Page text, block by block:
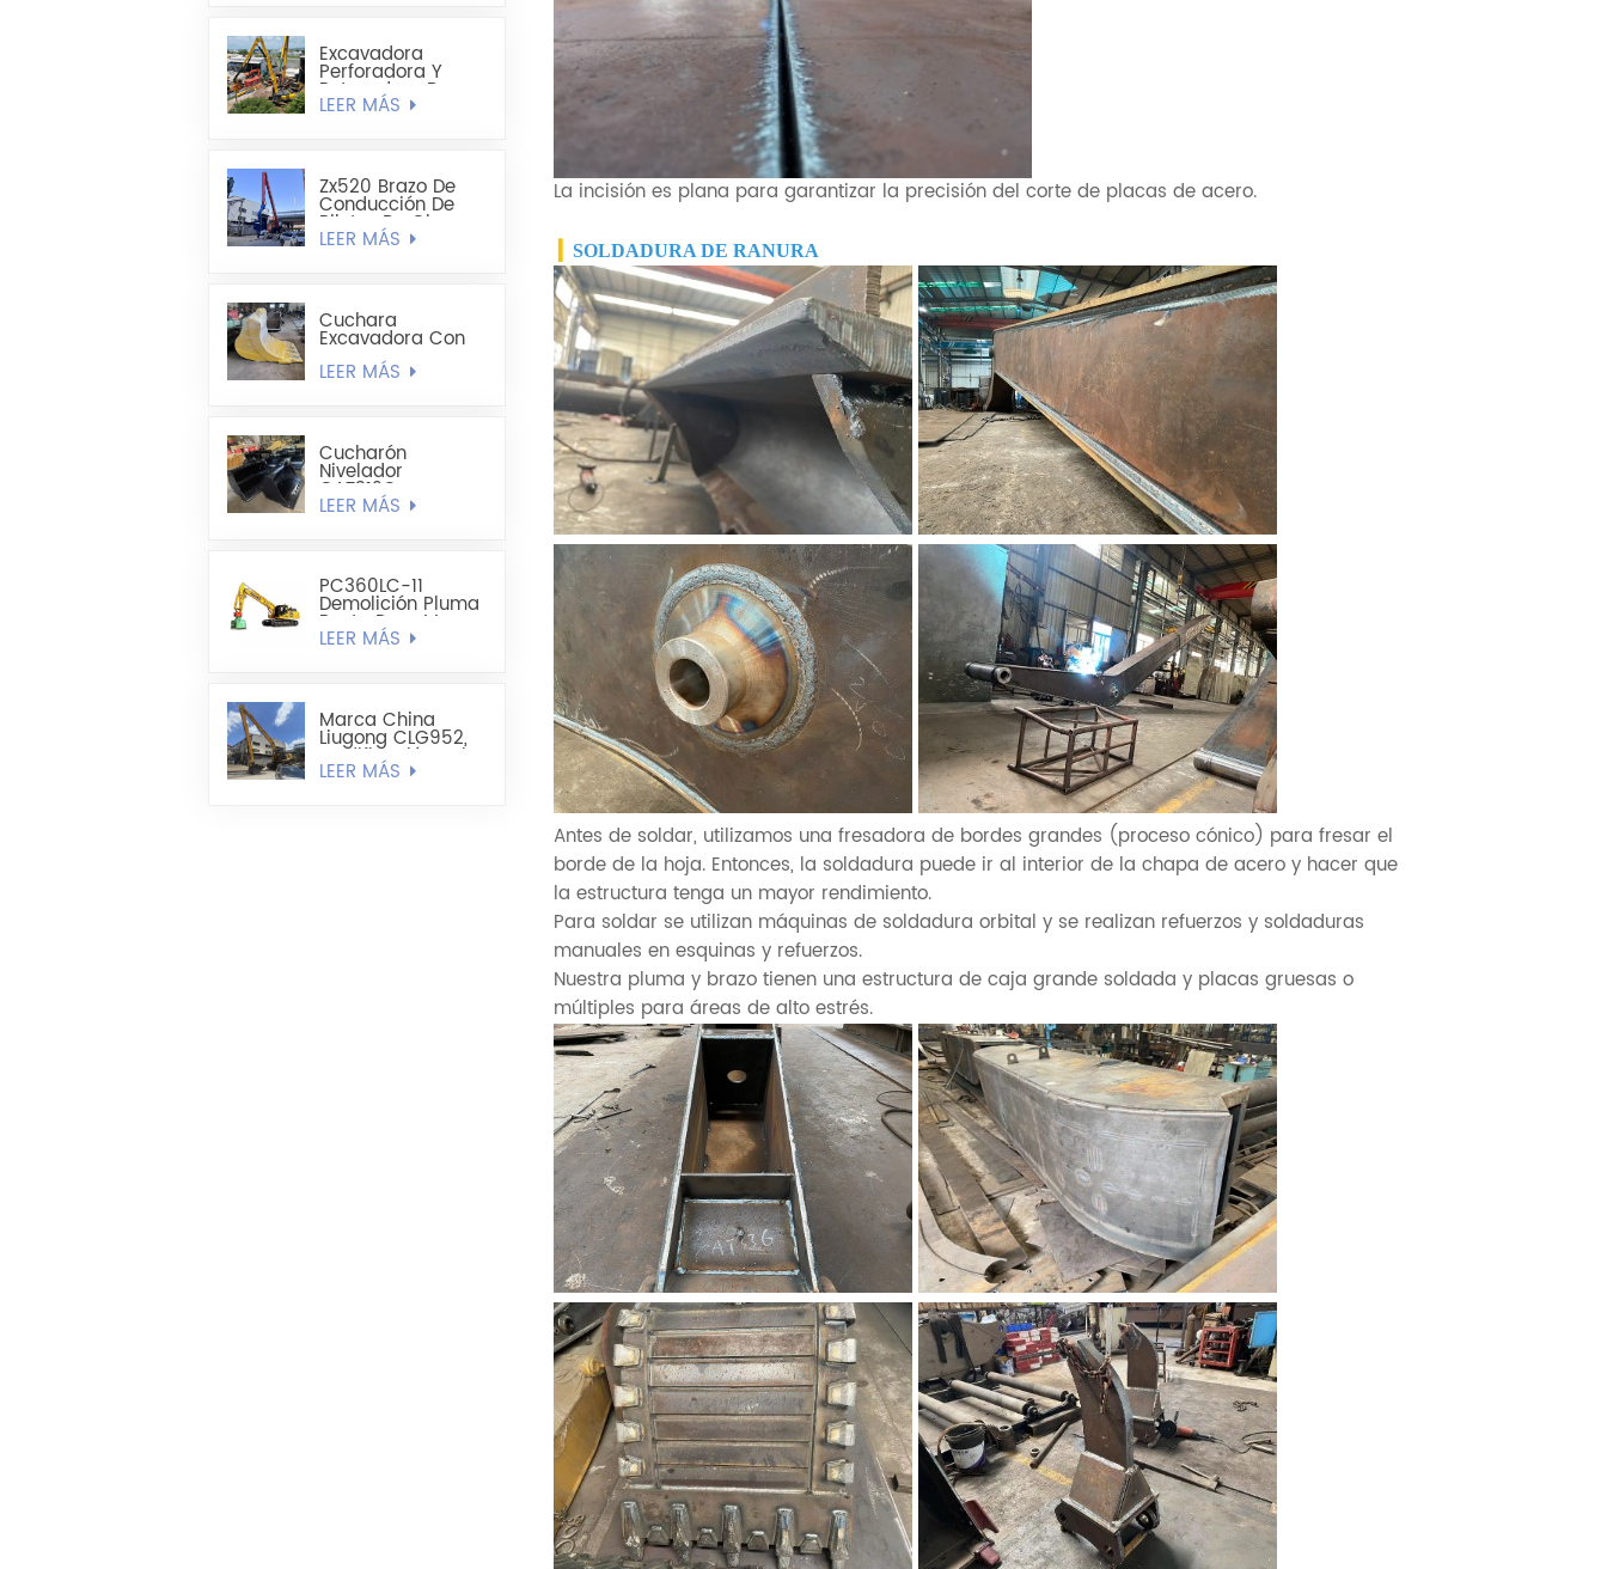
Excavadora
Perforadora Y
Retenedora De
Pilotes De Chapa
LEER MÁS
Zx520 Brazo De
Conducción De
Pilotes De Chapa
De Acero En
LEER MÁS
Cuchara
Excavadora Con
Forma De
Cucharón
LEER MÁS
Cucharón
Nivelador
CAT312C
CAT320DL De 1200
LEER MÁS
PC360LC-11
Demolición Pluma
Recta Para Mayor
Alcance
LEER MÁS
Marca China
Liugong CLG952,
Modificación Del
Brazo De 52
LEER MÁS
La incisión es plana para garantizar la precisión del corte de placas de acero.
SOLDADURA DE RANURA
Antes de soldar, utilizamos una fresadora de bordes grandes (proceso cónico) para fresar el
borde de la hoja. Entonces, la soldadura puede ir al interior de la chapa de acero y hacer que
la estructura tenga un mayor rendimiento.
Para soldar se utilizan máquinas de soldadura orbital y se realizan refuerzos y soldaduras
manuales en esquinas y refuerzos.
Nuestra pluma y brazo tienen una estructura de caja grande soldada y placas gruesas o
múltiples para áreas de alto estrés.